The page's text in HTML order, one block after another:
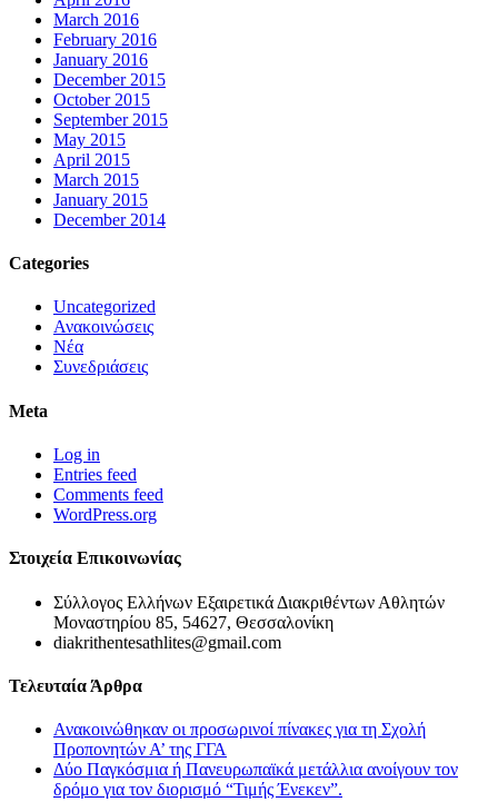
March 2016
February 2016
January 2016
December 2015
October 2015
September 2015
May 2015
April 2015
March 2015
January 2015
December 2014
Categories
Uncategorized
Ανακοινώσεις
Νέα
Συνεδριάσεις
Meta
Log in
Entries feed
Comments feed
WordPress.org
Στοιχεία Επικοινωνίας
Σύλλογος Ελλήνων Εξαιρετικά Διακριθέντων Αθλητών
Μοναστηρίου 85, 54627, Θεσσαλονίκη
diakrithentesathlites@gmail.com
Τελευταία Άρθρα
Ανακοινώθηκαν οι προσωρινοί πίνακες για τη Σχολή
Προπονητών Α’ της ΓΓΑ
Δύο Παγκόσμια ή Πανευρωπαϊκά μετάλλια ανοίγουν τον
δρόμο για τον διορισμό “Τιμής Ένεκεν”.